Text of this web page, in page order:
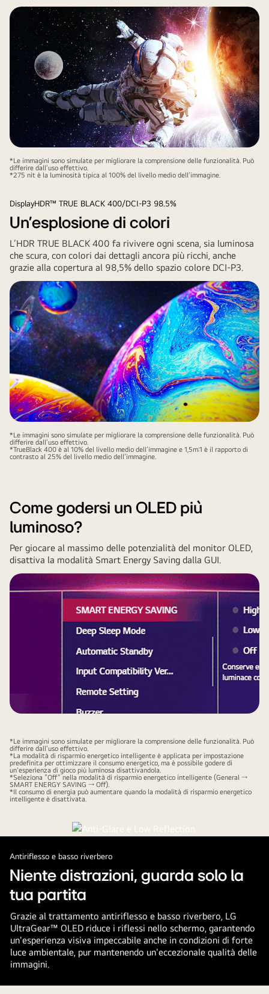
*Le immagini sono simulate per migliorare la comprensione delle funzionalità. Può
differire dall’uso effettivo.
*275 nit è la luminosità tipica al 100% del livello medio dell’immagine.
DisplayHDR™ TRUE BLACK 400/DCI-P3 98.5%
Un'esplosione di colori
L’HDR TRUE BLACK 400 fa rivivere ogni scena, sia luminosa
che scura, con colori dai dettagli ancora più ricchi, anche
grazie alla copertura al 98,5% dello spazio colore DCI-P3.
*Le immagini sono simulate per migliorare la comprensione delle funzionalità. Può
differire dall’uso effettivo.
*TrueBlack 400 è al 10% del livello medio dell’immagine e 1,5m:1 è il rapporto di
contrasto al 25% del livello medio dell’immagine.
Come godersi un OLED più
luminoso?
Per giocare al massimo delle potenzialità del monitor OLED,
disattiva la modalità Smart Energy Saving dalla GUI.
*Le immagini sono simulate per migliorare la comprensione delle funzionalità. Può
differire dall’uso effettivo.
*La modalità di risparmio energetico intelligente è applicata per impostazione
predefinita per ottimizzare il consumo energetico, ma è possibile godere di
un'esperienza di gioco più luminosa disattivandola.
*Seleziona “Off” nella modalità di risparmio energetico intelligente (General →
SMART ENERGY SAVING → Off).
*Il consumo di energia può aumentare quando la modalità di risparmio energetico
intelligente è disattivata.
Antiriflesso e basso riverbero
Niente distrazioni, guarda solo la
tua partita
Grazie al trattamento antiriflesso e basso riverbero, LG
UltraGear™ OLED riduce i riflessi nello schermo, garantendo
un'esperienza visiva impeccabile anche in condizioni di forte
luce ambientale, pur mantenendo un'eccezionale qualità delle
immagini.